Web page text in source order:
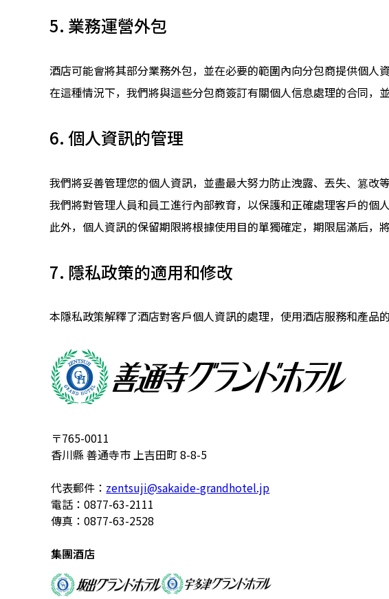
5. 業務運營外包
酒店可能會將其部分業務外包，並在必要的範圍內向分包商提供個人資
在這種情況下，我們將與這些分包商簽訂有關個人信息處理的合同，
6. 個人資訊的管理
我們將妥善管理您的個人資訊，並盡最大努力防止洩露、丟失、篡改等
我們將對管理人員和員工進行內部教育，以保護和正確處理客戶的個人
此外，個人資訊的保留期限將根據使用目的單獨確定，期限屆滿后，
7. 隱私政策的適用和修改
本隱私政策解釋了酒店對客戶個人資訊的處理，使用酒店服務和產品
〒765-0011
香川縣 善通寺市 上吉田町 8-8-5
代表郵件： zentsuji@sakaide-grandhotel.jp
電話：0877-63-2111
傳真：0877-63-2528
集團酒店